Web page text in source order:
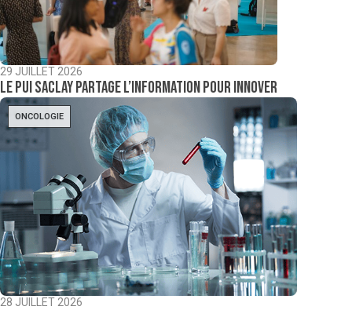
29 JUILLET 2026
Le PUI Saclay partage l’information pour innover
ONCOLOGIE
28 JUILLET 2026